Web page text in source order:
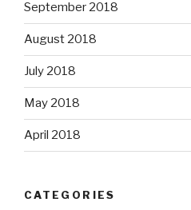
September 2018
August 2018
July 2018
May 2018
April 2018
CATEGORIES